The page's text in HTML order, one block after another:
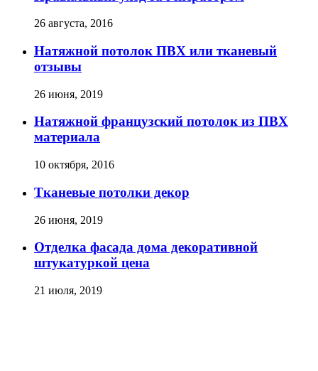
26 августа, 2016
Натяжной потолок ПВХ или тканевый
отзывы
26 июня, 2019
Натяжной французский потолок из ПВХ
материала
10 октября, 2016
Тканевые потолки декор
26 июня, 2019
Отделка фасада дома декоративной
штукатуркой цена
21 июля, 2019